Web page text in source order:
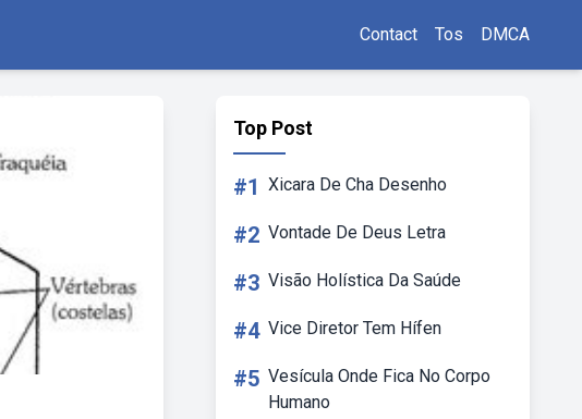
Contact Tos DMCA
Top Post
#1 Xicara De Cha Desenho
#2 Vontade De Deus Letra
#3 Visão Holística Da Saúde
#4 Vice Diretor Tem Hífen
#5 Vesícula Onde Fica No Corpo
Humano